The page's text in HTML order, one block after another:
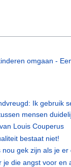
omgaan -
Ik gebruik
mensen
Louis Couperus
bestaat niet!
nou gek zijn als je
je die angst voor en